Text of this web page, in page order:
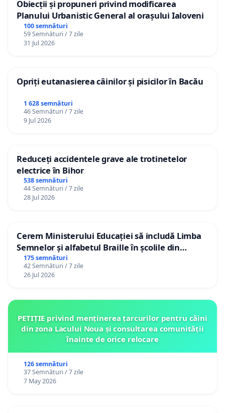
Obiecții și propuneri privind modificarea
Planului Urbanistic General al orașului Ialoveni
100 semnături
59 Semnături / 7 zile
31 Jul 2026
Opriți eutanasierea câinilor și pisicilor în Bacău
1 628 semnături
46 Semnături / 7 zile
9 Jul 2026
Reduceți accidentele grave ale trotinetelor
electrice în Bihor
538 semnături
44 Semnături / 7 zile
28 Jul 2026
Cerem Ministerului Educației să includă Limba
Semnelor și alfabetul Braille în școlile din
Republica Moldova!
175 semnături
42 Semnături / 7 zile
26 Jul 2026
PETIȚIE privind menținerea țarcurilor pentru câini
din zona Lacului Noua și consultarea comunității
înainte de orice relocare
126 semnături
37 Semnături / 7 zile
7 May 2026